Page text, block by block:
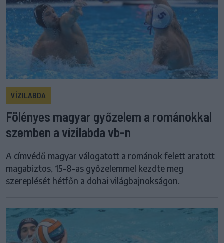
VÍZILABDA
Fölényes magyar győzelem a románokkal
szemben a vízilabda vb-n
A címvédő magyar válogatott a románok felett aratott
magabiztos, 15-8-as győzelemmel kezdte meg
szereplését hétfőn a dohai világbajnokságon.